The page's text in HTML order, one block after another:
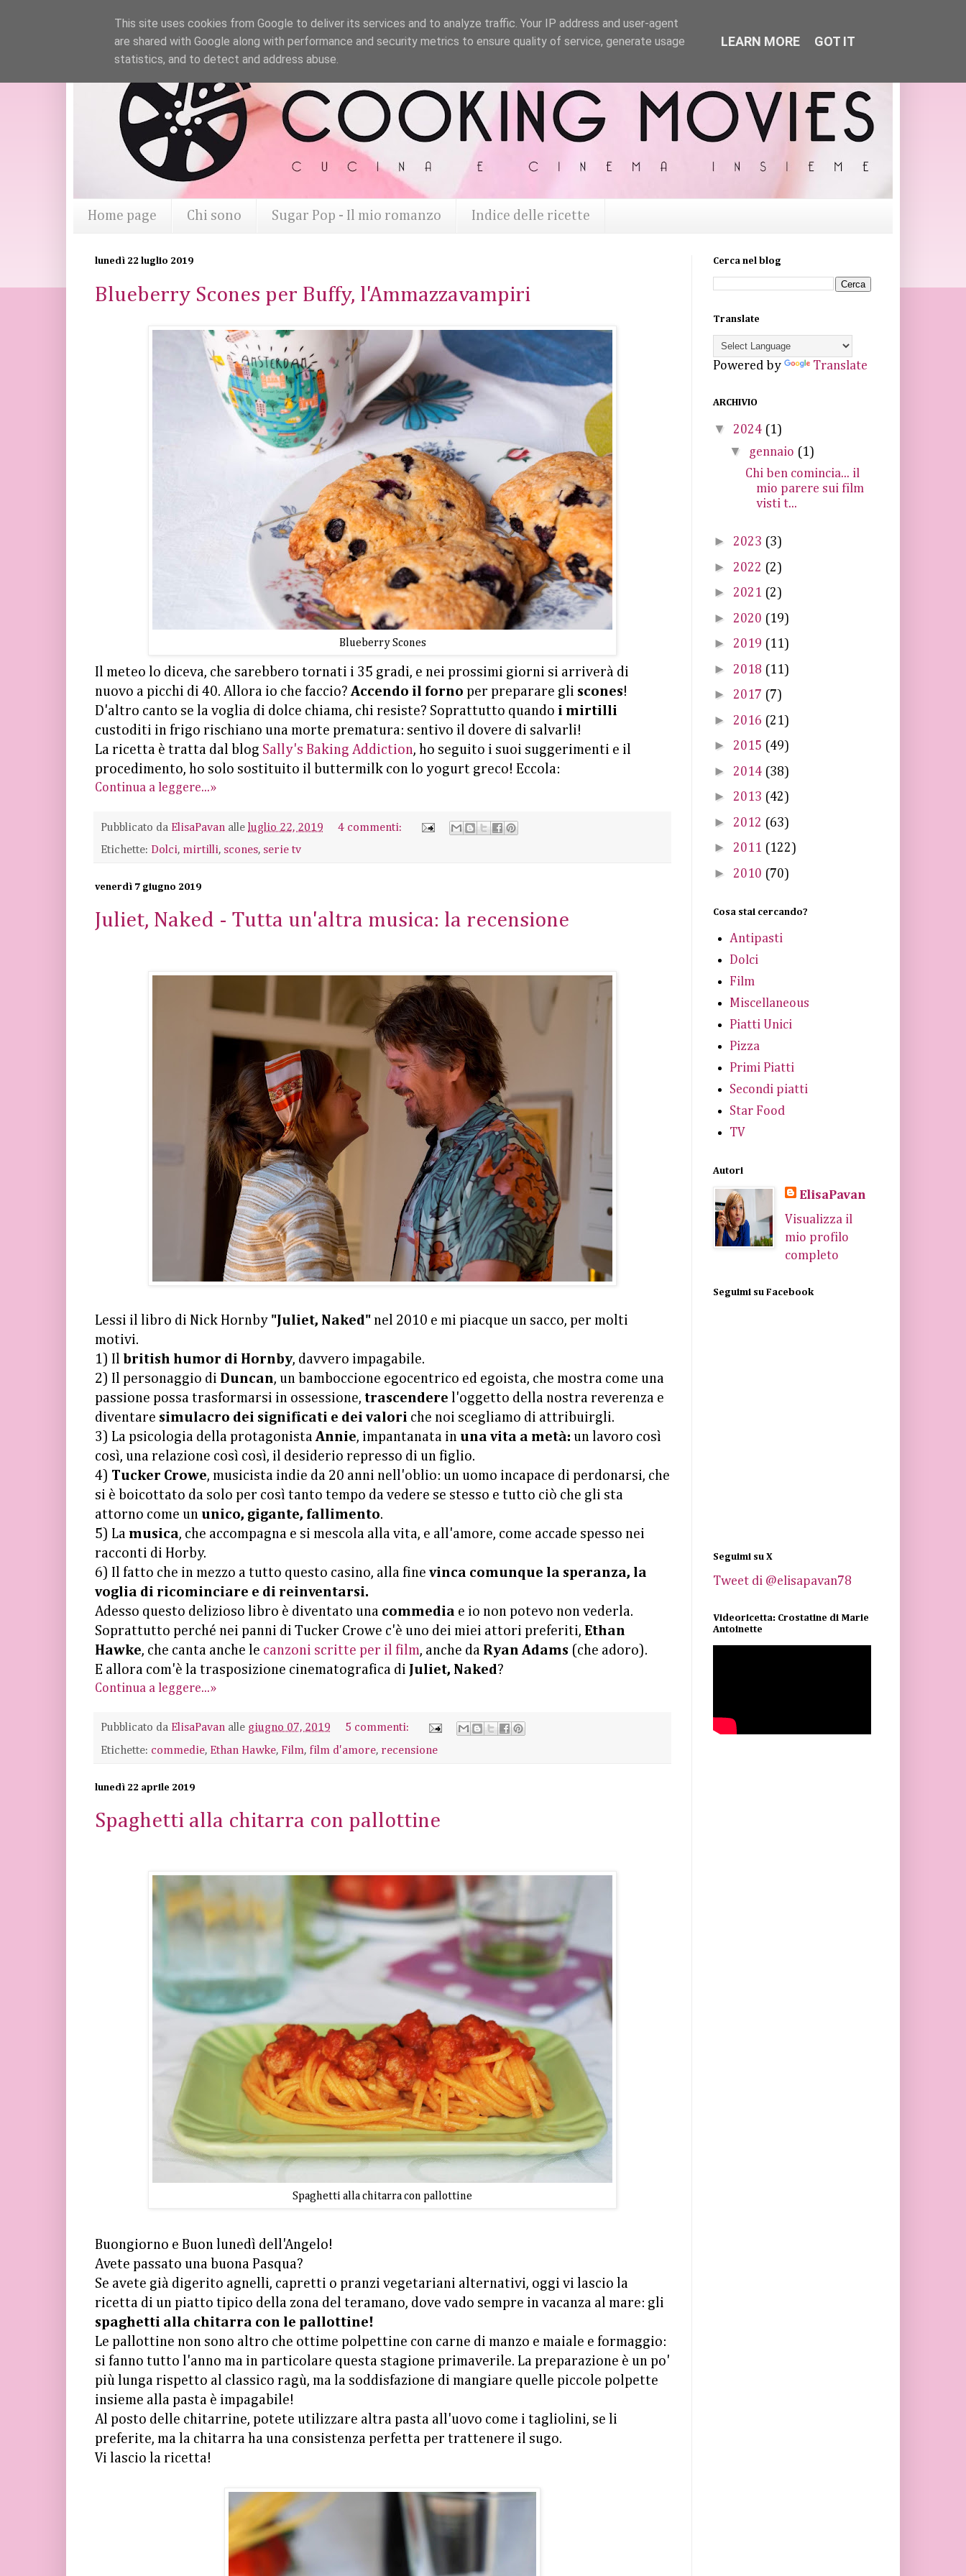
Home page Chi sono Sugar Pop - Il mio romanzo Indice delle ricette
lunedì 22 luglio 2019
Blueberry Scones per Buffy, l'Ammazzavampiri
Blueberry Scones
Il meteo lo diceva, che sarebbero tornati i 35 gradi, e nei prossimi giorni si arriverà di
nuovo a picchi di 40. Allora io che faccio? Accendo il forno per preparare gli scones!
D'altro canto se la voglia di dolce chiama, chi resiste? Soprattutto quando i mirtilli
custoditi in frigo rischiano una morte prematura: sentivo il dovere di salvarli!
La ricetta è tratta dal blog Sally's Baking Addiction, ho seguito i suoi suggerimenti e il
procedimento, ho solo sostituito il buttermilk con lo yogurt greco! Eccola:
Continua a leggere...»
Pubblicato da ElisaPavan alle luglio 22, 2019
4 commenti:
Etichette: Dolci, mirtilli, scones, serie tv
venerdì 7 giugno 2019
Juliet, Naked - Tutta un'altra musica: la recensione
Lessi il libro di Nick Hornby "Juliet, Naked" nel 2010 e mi piacque un sacco, per molti
motivi.
1) Il british humor di Hornby, davvero impagabile.
2) Il personaggio di
Duncan, un bamboccione egocentrico ed egoista, che mostra come una
passione possa trasformarsi in ossessione, trascendere l'oggetto della nostra reverenza e
diventare simulacro dei significati e dei valori che noi scegliamo di attribuirgli.
3) La psicologia della protagonista Annie, impantanata in una vita a metà: un lavoro così
così, una relazione così così, il desiderio represso di un figlio.
4) Tucker Crowe, musicista indie da 20 anni nell'oblio: un uomo incapace di perdonarsi, che
si è boicottato da solo per così tanto tempo da vedere se stesso e tutto ciò che gli sta
attorno come un unico, gigante, fallimento.
5) La musica, che accompagna e si mescola alla vita, e all'amore, come accade spesso nei
racconti di Horby.
6) Il fatto che in mezzo a tutto questo casino, alla fine vinca comunque la speranza, la
voglia di ricominciare e di reinventarsi.
Adesso questo delizioso libro è diventato una commedia e io non potevo non vederla.
Soprattutto perché nei panni di Tucker Crowe c'è uno dei miei attori preferiti, Ethan
Hawke, che canta anche le canzoni scritte per il film, anche da Ryan Adams (che adoro).
E allora com'è la trasposizione cinematografica di Juliet, Naked ?
Continua a leggere...»
Pubblicato da ElisaPavan alle giugno 07, 2019
5 commenti:
Etichette: commedie, Ethan Hawke, Film, film d'amore, recensione
lunedì 22 aprile 2019
Spaghetti alla chitarra con pallottine
Spaghetti alla chitarra con pallottine
Buongiorno e Buon lunedì dell'Angelo!
Avete passato una buona Pasqua?
Se avete già digerito agnelli, capretti o pranzi vegetariani alternativi, oggi vi lascio la
ricetta di un piatto tipico della zona del teramano, dove vado sempre in vacanza al mare: gli
spaghetti alla chitarra con le pallottine!
Le pallottine non sono altro che ottime polpettine con carne di manzo e maiale e formaggio:
si fanno tutto l'anno ma in particolare questa stagione primaverile. La preparazione è un po'
più lunga rispetto al classico ragù, ma la soddisfazione di mangiare quelle piccole polpette
insieme alla pasta è impagabile!
Al posto delle chitarrine, potete utilizzare altra pasta all'uovo come i tagliolini, se li
preferite, ma la chitarra ha una consistenza perfetta per trattenere il sugo.
Vi lascio la ricetta!
Cerca nel blog
Translate
Powered by Translate
ARCHIVIO
▼ 2024 (1)
▼ gennaio (1)
Chi ben comincia... il
mio parere sui film
visti t...
► 2023 (3)
► 2022 (2)
► 2021 (2)
► 2020 (19)
► 2019 (11)
► 2018 (11)
► 2017 (7)
► 2016 (21)
► 2015 (49)
► 2014 (38)
► 2013 (42)
► 2012 (63)
► 2011 (122)
► 2010 (70)
Cosa stai cercando?
Antipasti
Dolci
Film
Miscellaneous
Piatti Unici
Pizza
Primi Piatti
Secondi piatti
Star Food
TV
Autori
ElisaPavan
Visualizza il
mio profilo
completo
Seguimi su Facebook
Seguimi su X
Tweet di @elisapavan78
Videoricetta: Crostatine di Marie
Antoinette
This site uses cookies from Google to deliver its services and to analyze traffic. Your IP address and user-agent
are shared with Google along with performance and security metrics to ensure quality of service, generate usage
statistics, and to detect and address abuse.
LEARN MORE GOT IT